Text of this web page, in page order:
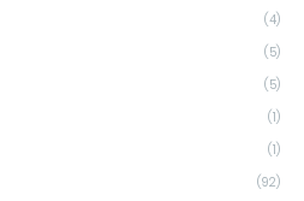
(4)
(5)
(5)
(1)
(1)
(92)